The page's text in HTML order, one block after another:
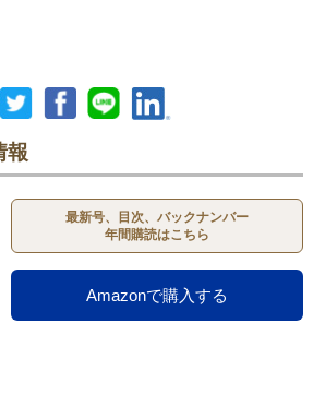
報
最新号、目次、バックナンバー
年間購読はこちら
Amazonで購入する